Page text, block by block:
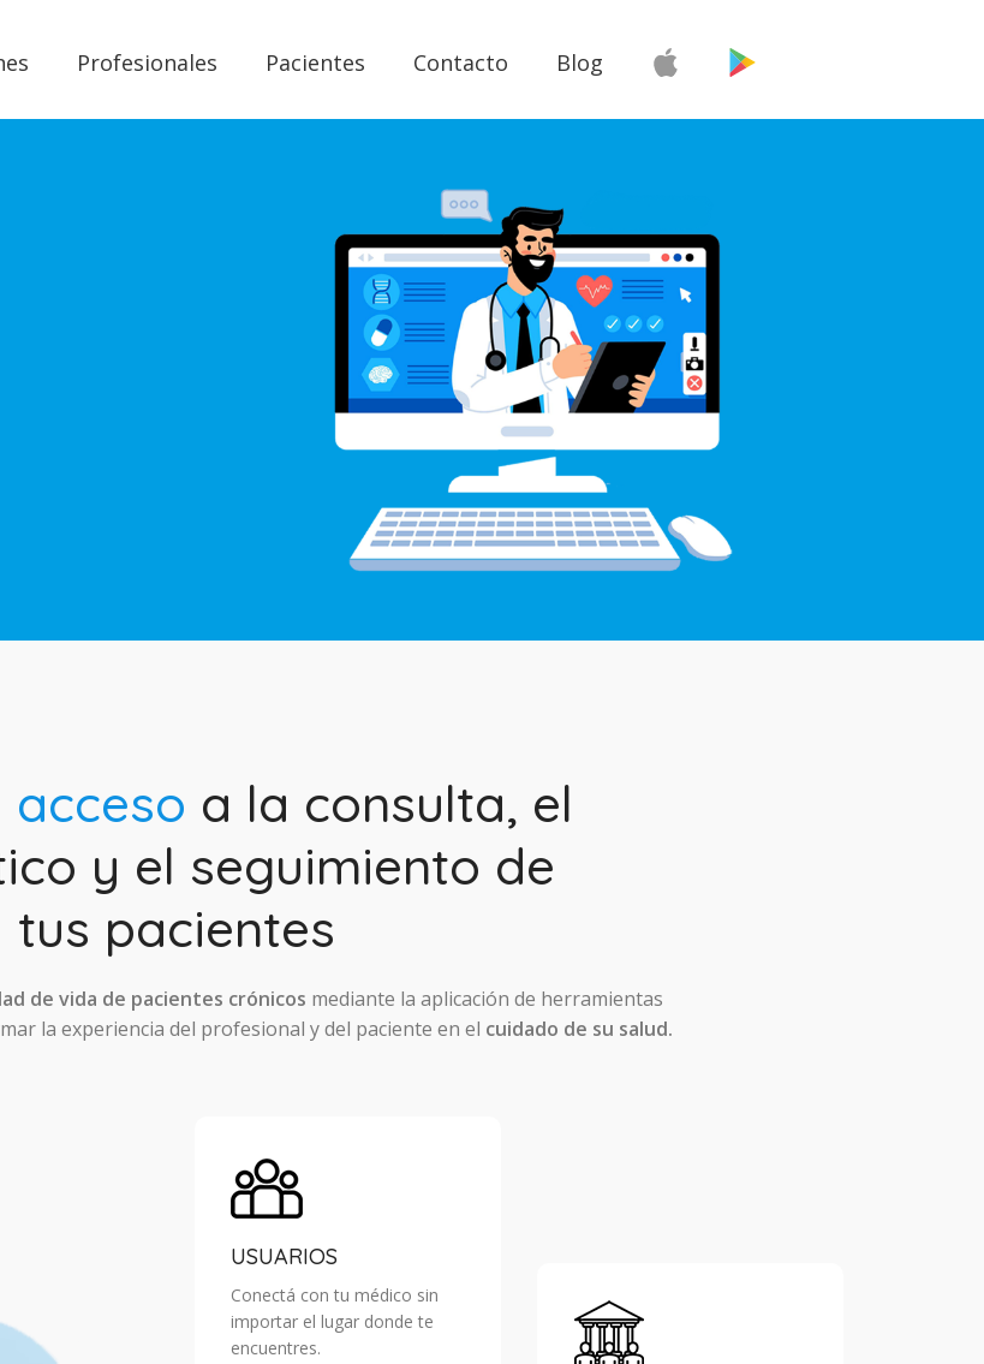
Profesionales Pacientes Contacto Blog
acceso a la consulta, el
y el seguimiento de
tus pacientes
de vida de pacientes crónicos mediante la aplicación de herramientas
la experiencia del profesional y del paciente en el cuidado de su salud.
USUARIOS
Conectá con tu médico sin
importar el lugar donde te
encuentres.